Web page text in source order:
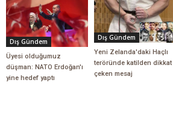
Dış Gündem
Üyesi olduğumuz
düşman: NATO Erdoğan'ı
yine hedef yaptı
Dış Gündem
Yeni Zelanda'daki Haçlı
teröründe katilden dikkat
çeken mesaj